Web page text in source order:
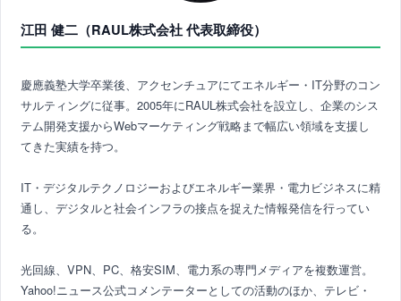
江田 健二（RAUL株式会社 代表取締役）
慶應義塾大学卒業後、アクセンチュアにてエネルギー・IT分野のコン
サルティングに従事。2005年にRAUL株式会社を設立し、企業のシス
テム開発支援からWebマーケティング戦略まで幅広い領域を支援し
てきた実績を持つ。
IT・デジタルテクノロジーおよびエネルギー業界・電力ビジネスに精
通し、デジタルと社会インフラの接点を捉えた情報発信を行ってい
る。
光回線、VPN、PC、格安SIM、電力系の専門メディアを複数運営。
Yahoo!ニュース公式コメンテーターとしての活動のほか、テレビ・